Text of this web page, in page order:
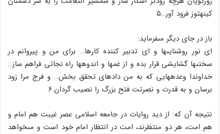
کینه‏توز فرود آور…۵
باز در جاى دیگر مى‏فرماید:
اى نور روشنایى‏ها و اى تدبیر کننده کارها… براى من و پیروانم در
سختى‏ها گشایشى قرار بده و از غم‏ها و اندوه‏ها راه نجاتى فراهم ساز…
خداوندا وعده‏هایى که به من داده‏اى تحقق بخش… و فرج مرا زود
برسان و به قدرت و نصرتت فتح بزرگ را نصیب گردان.۶
نتیجه آن که: از دید روایات در جامعه اسلامى عصر غیبت هم امام و
هم امت، هر دو منتظرند، امت در انتظار امام خود است و مى‏خواهد